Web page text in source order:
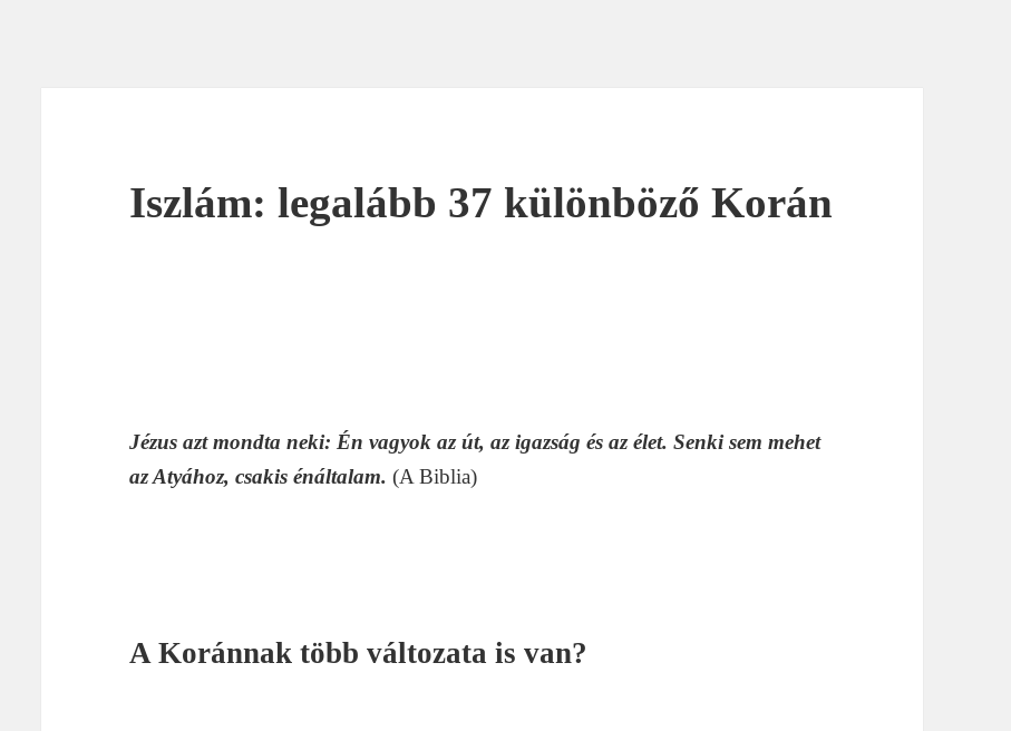
Iszlám: legalább 37 különböző Korán
Jézus azt mondta neki: Én vagyok az út, az igazság és az élet. Senki sem mehet
az Atyához, csakis énáltalam. (A Biblia)
A Koránnak több változata is van?